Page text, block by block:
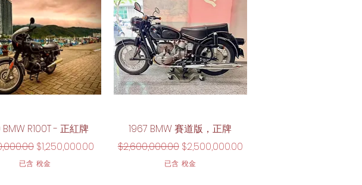
快速瀏覽
BMW R100T - 正紅牌
格
促銷價格
$1,250,000.00
已含 稅金
快速瀏覽
1967 BMW 賽道版，正牌
一般價格
$2,600,000.00 促銷價格
$2,500,000.00
已含 稅金